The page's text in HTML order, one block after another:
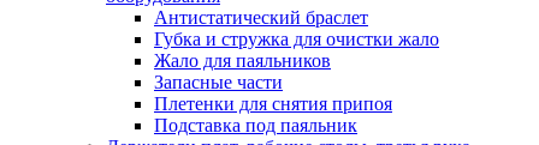
Антистатический браслет
Губка и стружка для очистки жало
Жало для паяльников
Запасные части
Плетенки для снятия припоя
Подставка под паяльник